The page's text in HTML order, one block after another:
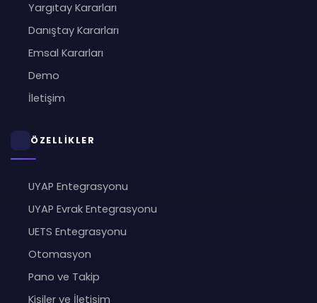
Yargıtay Kararları
Danıştay Kararları
Emsal Kararları
Demo
İletişim
ÖZELLİKLER
UYAP Entegrasyonu
UYAP Evrak Entegrasyonu
UETS Entegrasyonu
Otomasyon
Pano ve Takip
Kişiler ve İletişim